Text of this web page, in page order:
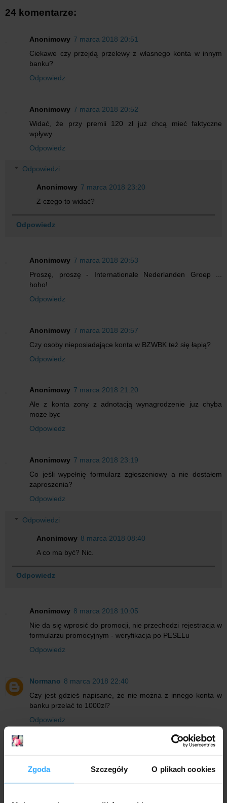
Zgoda Szczegóły O plikach cookies
24 komentarze:
Anonimowy 7 marca 2018 20:51
Ciekawe czy przejdą przelewy z własnego konta w innym
banku?
Odpowiedz
Anonimowy 7 marca 2018 20:52
Widać, że przy premii 120 zł już chcą mieć faktyczne
wpływy.
Odpowiedz
Odpowiedzi
Anonimowy 7 marca 2018 23:20
Z czego to widać?
Odpowiedz
Anonimowy 7 marca 2018 20:53
Proszę, proszę - Internationale Nederlanden Groep ...
hoho!
Odpowiedz
Anonimowy 7 marca 2018 20:57
Czy osoby nieposiadające konta w BZWBK też się łapią?
Odpowiedz
Anonimowy 7 marca 2018 21:20
Ale z konta zony z adnotacją wynagrodzenie juz chyba
moze byc
Odpowiedz
Anonimowy 7 marca 2018 23:19
Co jeśli wypełnię formularz zgłoszeniowy a nie dostałem
zaproszenia?
Odpowiedz
Odpowiedzi
Anonimowy 8 marca 2018 08:40
A co ma być? Nic.
Odpowiedz
Anonimowy 8 marca 2018 10:05
Nie da się wprosić do promocji, nie przechodzi rejestracja w
formularzu promocyjnym - weryfikacja po PESELu
Odpowiedz
Normano 8 marca 2018 22:40
Czy jest gdzieś napisane, że nie można z innego konta w
banku przelać to 1000zl?
Odpowiedz
Czy jest gdzieś informacja ze nie można przelać 1000zl z
innego konta w banku?